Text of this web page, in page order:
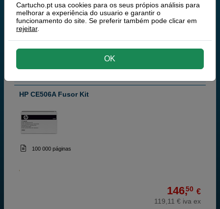
TONERQ-NOMIC CE506A KIT DE FUSOR
100% Tinteiros Originais HP
HP CE506A Fusor Kit
100 000 páginas
146,50 €
119,11 € iva ex
Cartucho.pt usa cookies para os seus própios análisis para
melhorar a experiência do usuario e garantir o
funcionamento do site. Se preferir também pode clicar em
rejeitar.
OK